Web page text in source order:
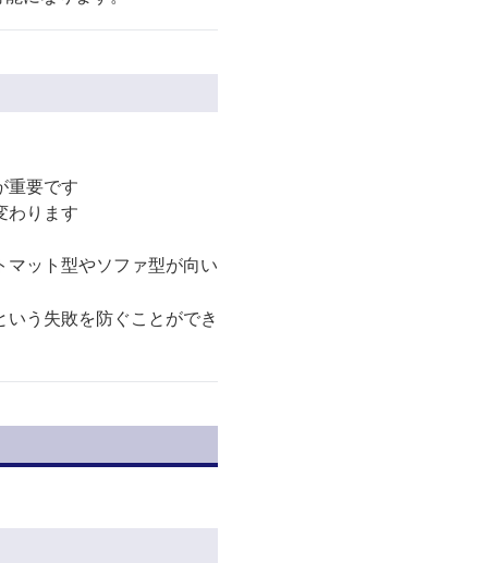
重要です
わります
ット型やソファ型が向い
う失敗を防ぐことができ